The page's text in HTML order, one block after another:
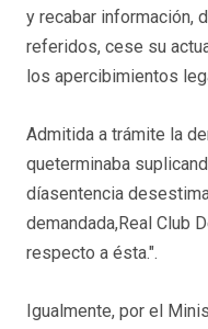
y recabar información,
referidos, cese su
los apercibimientos
Admitida a trámite la
queterminaba
díasentencia
demandada,Real Club
respecto a ésta.".
Igualmente, por el